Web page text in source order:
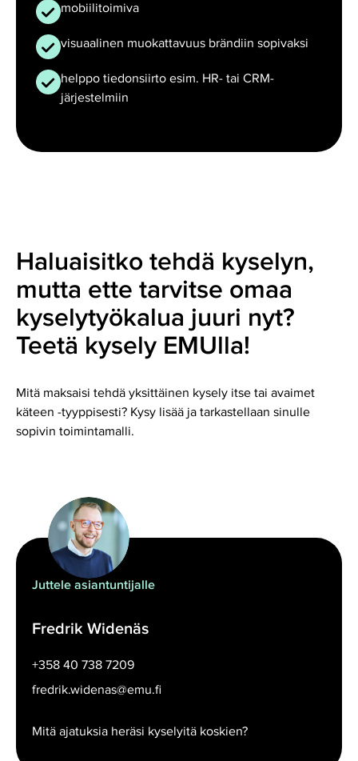
mobiilitoimiva
visuaalinen muokattavuus brändiin sopivaksi
helppo tiedonsiirto esim. HR- tai CRM-
järjestelmiin
Haluaisitko tehdä kyselyn,
mutta ette tarvitse omaa
kyselytyökalua juuri nyt?
Teetä kysely EMUlla!
Mitä maksaisi tehdä yksittäinen kysely itse tai avaimet
käteen -tyyppisesti? Kysy lisää ja tarkastellaan sinulle
sopivin toimintamalli.
Juttele asiantuntijalle
Fredrik Widenäs
+358 40 738 7209
fredrik.widenas@emu.fi
Mitä ajatuksia heräsi kyselyitä koskien?